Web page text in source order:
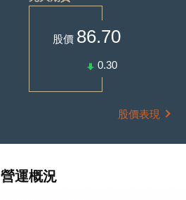
股價 86.70
0.30
股價表現
營運概況